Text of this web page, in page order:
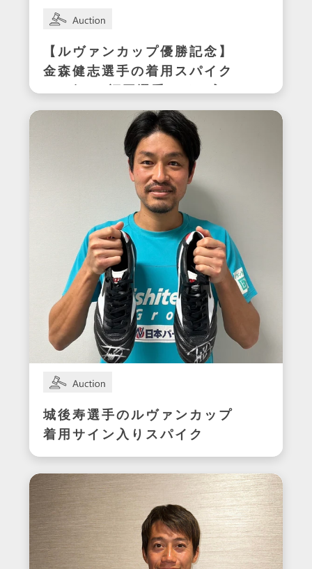
【ルヴァンカップ優勝記念】
金森健志選手の着用スパイク
(アビスパ福岡選手サイン入
り)
城後寿選手のルヴァンカップ
着用サイン入りスパイク